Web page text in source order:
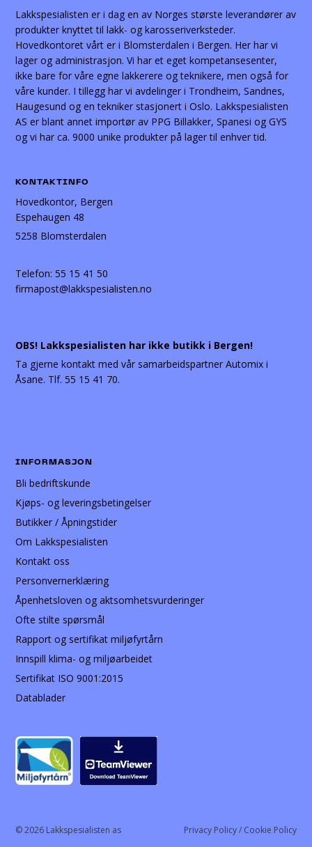
Lakkspesialisten er i dag en av Norges største leverandører av
produkter knyttet til lakk- og karosseriverksteder.
Hovedkontoret vårt er i Blomsterdalen i Bergen. Her har vi
lager og administrasjon. Vi har et eget kompetansesenter,
ikke bare for våre egne lakkerere og teknikere, men også for
våre kunder. I tillegg har vi avdelinger i Trondheim, Sandnes,
Haugesund og en tekniker stasjonert i Oslo. Lakkspesialisten
AS er blant annet importør av PPG Billakker, Spanesi og GYS
og vi har ca. 9000 unike produkter på lager til enhver tid.
KONTAKTINFO
Hovedkontor, Bergen
Espehaugen 48
5258 Blomsterdalen
Telefon:55 15 41 50
firmapost@lakkspesialisten.no
OBS! Lakkspesialisten har ikke butikk i Bergen!
Ta gjerne kontakt med vår samarbeidspartner Automix i
Åsane. Tlf. 55 15 41 70.
INFORMASJON
Bli bedriftskunde
Kjøps- og leveringsbetingelser
Butikker / Åpningstider
Om Lakkspesialisten
Kontakt oss
Personvernerklæring
Åpenhetsloven og aktsomhetsvurderinger
Ofte stilte spørsmål
Rapport og sertifikat miljøfyrtårn
Innspill klima- og miljøarbeidet
Sertifikat ISO 9001:2015
Datablader
© 2026 Lakkspesialisten as Privacy Policy / Cookie Policy